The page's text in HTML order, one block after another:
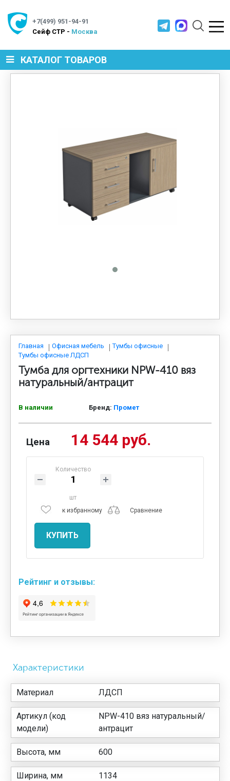
+7(499) 951-94-91
Cейф СТР - Москва
КАТАЛОГ ТОВАРОВ
МЕТАЛЛИЧЕСКИЕ СТЕЛЛАЖИ
ПРОИЗВОДСТВЕННАЯ МЕБЕЛЬ
СИСТЕМЫ ХРАНЕНИЯ
МЕБЕЛЬ ДЛЯ ДОМА
МЕБЕЛЬ ДЛЯ СТОЛОВЫХ
Главная Офисная мебель
Тумбы офисные
Тумбы офисные ЛДСП
Тумба для оргтехники NPW-410 вяз
натуральный/антрацит
В наличии Бренд: Промет
Цена 14 544 руб.
Количество
шт
к избранному
Сравнение
КУПИТЬ
Рейтинг и отзывы:
Характеристики
Материал ЛДСП
Артикул (код
модели)
NPW-410 вяз натуральный/
антрацит
Высота, мм 600
Ширина, мм 1134